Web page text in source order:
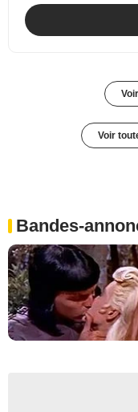
Voir
Bandes-